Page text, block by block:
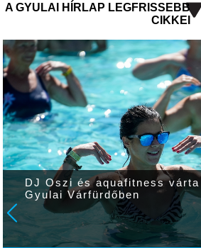
A GYULAI HÍRLAP LEGFRISSEBB
CIKKEI
DJ Oszi és aquafitness
Gyulai Várfürdőben